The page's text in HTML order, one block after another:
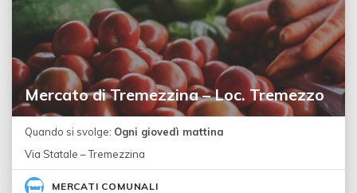
Mercato di Tremezzina – Loc. Tremezzo
Quando si svolge: Ogni giovedì mattina
Via Statale – Tremezzina
MERCATI COMUNALI